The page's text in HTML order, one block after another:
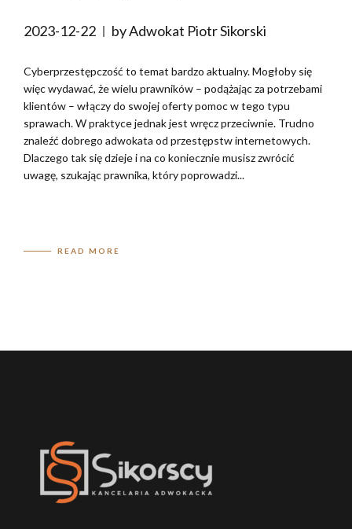
2023-12-22 by Adwokat Piotr Sikorski
Cyberprzestępczość to temat bardzo aktualny. Mogłoby się
więc wydawać, że wielu prawników – podążając za potrzebami
klientów – włączy do swojej oferty pomoc w tego typu
sprawach. W praktyce jednak jest wręcz przeciwnie. Trudno
znaleźć dobrego adwokata od przestępstw internetowych.
Dlaczego tak się dzieje i na co koniecznie musisz zwrócić
uwagę, szukając prawnika, który poprowadzi...
READ MORE